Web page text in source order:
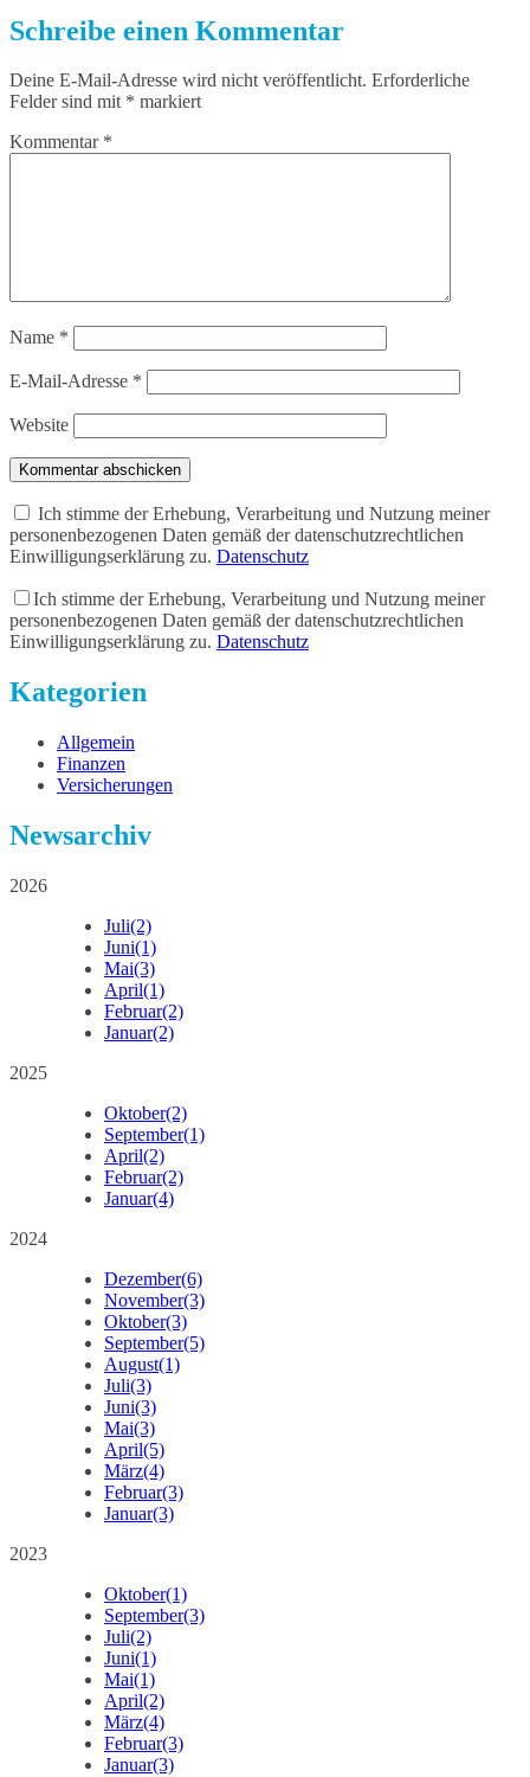
Schreibe einen Kommentar
Deine E-Mail-Adresse wird nicht veröffentlicht. Erforderliche
Felder sind mit * markiert
Kommentar *
Name *
E-Mail-Adresse *
Website
Kommentar abschicken
Ich stimme der Erhebung, Verarbeitung und Nutzung meiner
personenbezogenen Daten gemäß der datenschutzrechtlichen
Einwilligungserklärung zu. Datenschutz
Ich stimme der Erhebung, Verarbeitung und Nutzung meiner
personenbezogenen Daten gemäß der datenschutzrechtlichen
Einwilligungserklärung zu. Datenschutz
Kategorien
Allgemein
Finanzen
Versicherungen
Newsarchiv
2026
Juli(2)
Juni(1)
Mai(3)
April(1)
Februar(2)
Januar(2)
2025
Oktober(2)
September(1)
April(2)
Februar(2)
Januar(4)
2024
Dezember(6)
November(3)
Oktober(3)
September(5)
August(1)
Juli(3)
Juni(3)
Mai(3)
April(5)
März(4)
Februar(3)
Januar(3)
2023
Oktober(1)
September(3)
Juli(2)
Juni(1)
Mai(1)
April(2)
März(4)
Februar(3)
Januar(3)